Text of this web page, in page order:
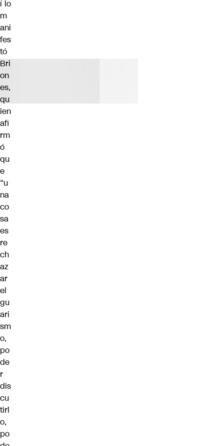
í lo
m
ani
fes
tó
Bri
on
es,
qu
ien
afi
rm
ó
qu
e
“u
na
co
sa
es
re
ch
az
ar
el
gu
ari
sm
o,
po
de
r
dis
cu
tirl
o,
po